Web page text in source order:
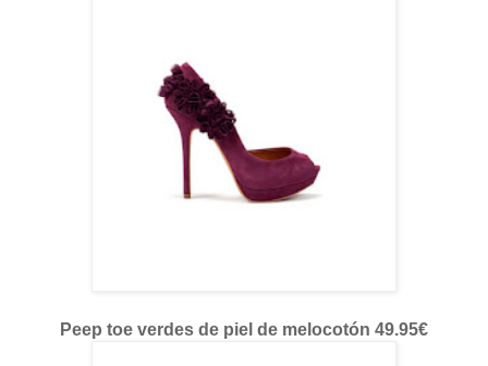
Peep toe verdes de piel de melocotón 49.95€